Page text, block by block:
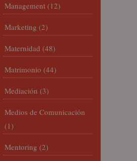
Management (12)
Marketing (2)
Maternidad (48)
Matrimonio (44)
Mediación (3)
Medios de Comunicación
(1)
Mentoring (2)